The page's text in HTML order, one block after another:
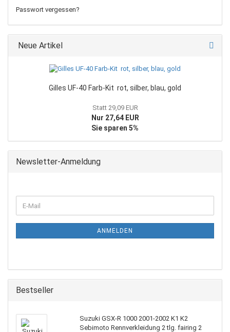
Passwort vergessen?
Neue Artikel
Gilles UF-40 Farb-Kit rot, silber, blau, gold
Statt 29,09 EUR
Nur 27,64 EUR
Sie sparen 5%
Newsletter-Anmeldung
ZUR
E-
Mail
ANMELDEN
Bestseller
Suzuki GSX-R 1000 2001-2002 K1 K2
Sebimoto Rennverkleidung 2 tlg. fairing 2